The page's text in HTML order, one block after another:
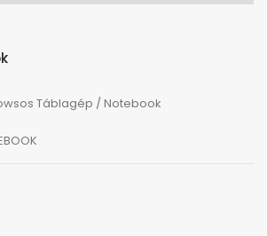
Táblagép / Notebook